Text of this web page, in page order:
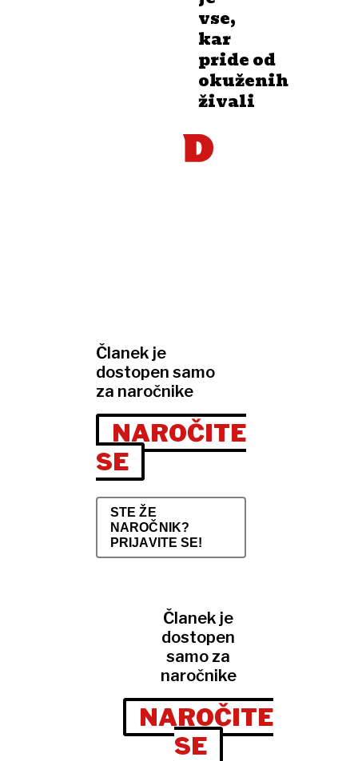
vse,
kar
pride od
okuženih
živali
Članek je
dostopen samo
za naročnike
NAROČITE
SE
STE ŽE
NAROČNIK?
PRIJAVITE SE!
Članek je
dostopen
samo za
naročnike
NAROČITE
SE